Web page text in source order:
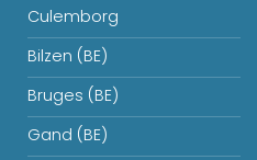
Culemborg
Bilzen (BE)
Bruges (BE)
Gand (BE)